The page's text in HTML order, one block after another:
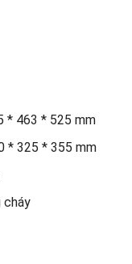
* 463 * 525 mm
* 325 * 355 mm
cháy